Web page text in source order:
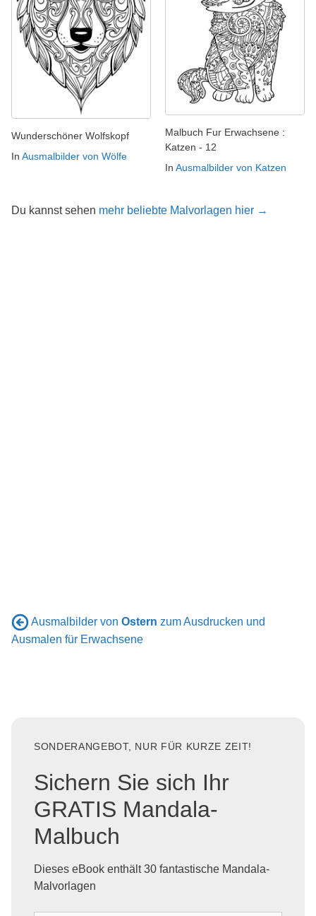
Wunderschöner Wolfskopf
In Ausmalbilder von Wölfe
Malbuch Fur Erwachsene :
Katzen - 12
In Ausmalbilder von Katzen
Du kannst sehen mehr beliebte Malvorlagen hier →
Ausmalbilder von Ostern zum Ausdrucken und
Ausmalen für Erwachsene
SONDERANGEBOT, NUR FÜR KURZE ZEIT!
Sichern Sie sich Ihr
GRATIS Mandala-
Malbuch
Dieses eBook enthält 30 fantastische Mandala-
Malvorlagen